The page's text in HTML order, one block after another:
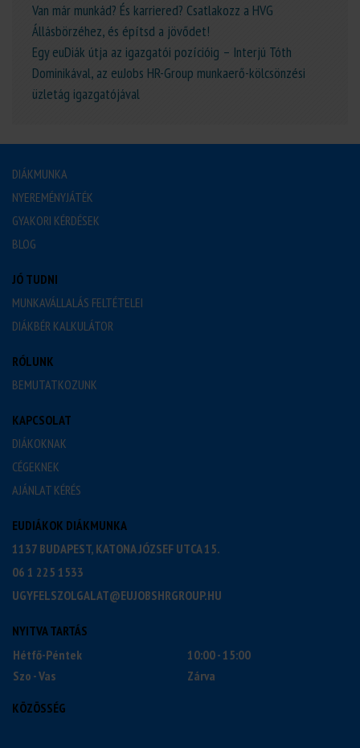
Van már munkád? És karriered? Csatlakozz a HVG
Állásbörzéhez, és építsd a jövődet!
Egy euDiák útja az igazgatói pozícióig – Interjú Tóth
Dominikával, az euJobs HR-Group munkaerő-kölcsönzési
üzletág igazgatójával
DIÁKMUNKA
NYEREMÉNYJÁTÉK
GYAKORI KÉRDÉSEK
BLOG
JÓ TUDNI
MUNKAVÁLLALÁS FELTÉTELEI
DIÁKBÉR KALKULÁTOR
RÓLUNK
BEMUTATKOZUNK
KAPCSOLAT
DIÁKOKNAK
CÉGEKNEK
AJÁNLAT KÉRÉS
EUDIÁKOK DIÁKMUNKA
1137 BUDAPEST, KATONA JÓZSEF UTCA 15.
06 1 225 1533
UGYFELSZOLGALAT@EUJOBSHRGROUP.HU
NYITVA TARTÁS
Hétfő-Péntek
10:00 - 15:00
Szo - Vas
Zárva
KÖZÖSSÉG